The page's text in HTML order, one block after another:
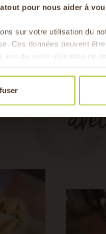
pour nous aider à
sur votre utilisation du
Ces données peuvent
lors de votre utilisation de
A cuisiner